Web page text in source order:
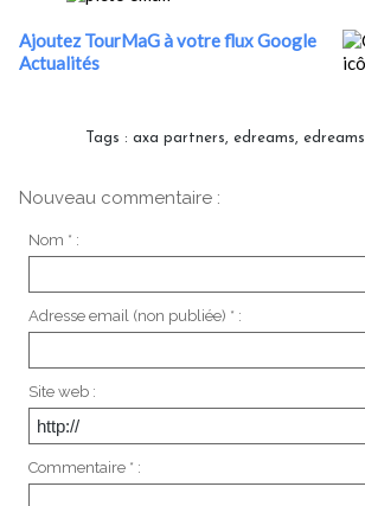
Ajoutez TourMaG à votre flux Google
Actualités
Tags : axa partners, edreams,
Nouveau commentaire :
Nom * :
Adresse email (non publiée) * :
Site web :
Commentaire * :